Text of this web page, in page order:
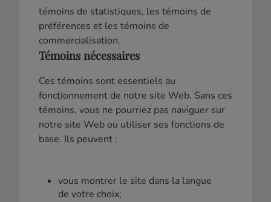
témoins de statistiques, les témoins de
préférences et les témoins de
commercialisation.
Témoins nécessaires
Ces témoins sont essentiels au
fonctionnement de notre site Web. Sans ces
témoins, vous ne pourriez pas naviguer sur
notre site Web ou utiliser ses fonctions de
base. Ils peuvent :
vous montrer le site dans la langue
de votre choix;